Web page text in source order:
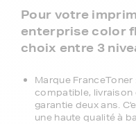
Pour votre
enterprise color
choix entre 3
Marque
compatible,
garantie deux ans.
une haute qualité à